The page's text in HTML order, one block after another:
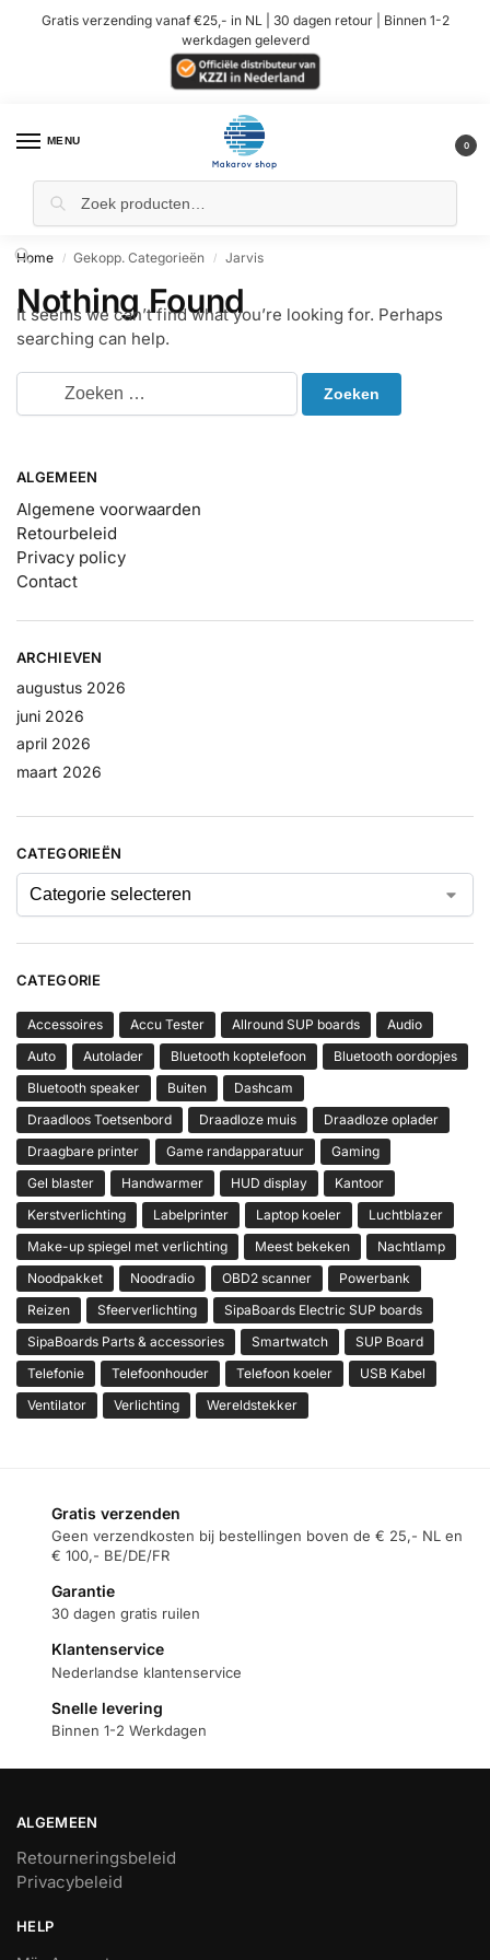
Gratis verzending vanaf €25,- in NL | 30 dagen retour | Binnen 1-2
werkdagen geleverd
MENU 0
Home / Gekopp. Categorieën / Jarvis
Nothing Found
It seems we can’t find what you’re looking for. Perhaps
searching can help.
ALGEMEEN
Algemene voorwaarden
Retourbeleid
Privacy policy
Contact
ARCHIEVEN
augustus 2026
juni 2026
april 2026
maart 2026
CATEGORIEËN
CATEGORIE
Accessoires Accu Tester Allround SUP boards
Audio
Auto
Autolader Bluetooth koptelefoon
Bluetooth oordopjes
Bluetooth speaker
Buiten
Dashcam
Draadloos Toetsenbord
Draadloze muis
Draadloze oplader
Draagbare printer
Game randapparatuur
Gaming
Gel blaster
Handwarmer HUD display
Kantoor
Kerstverlichting
Labelprinter Laptop koeler
Luchtblazer
Make-up spiegel met verlichting
Meest bekeken
Nachtlamp
Noodpakket
Noodradio OBD2 scanner
Powerbank
Reizen
Sfeerverlichting
SipaBoards Electric SUP boards
SipaBoards Parts & accessories
Smartwatch
SUP Board
Telefonie
Telefoonhouder Telefoon koeler
USB Kabel
Ventilator
Verlichting Wereldstekker
Gratis verzenden
Geen verzendkosten bij bestellingen boven de € 25,- NL en
€ 100,- BE/DE/FR
Garantie
30 dagen gratis ruilen
Klantenservice
Nederlandse klantenservice
Snelle levering
Binnen 1-2 Werkdagen
ALGEMEEN
Retourneringsbeleid
Privacybeleid
HELP